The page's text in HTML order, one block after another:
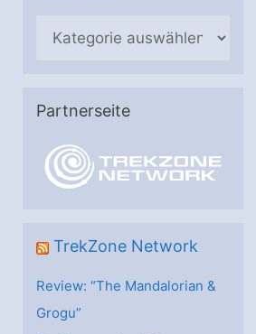
e
e
Partnerseite
TrekZone Network
Review: “The Mandalorian &
Grogu”